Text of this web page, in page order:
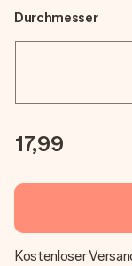
Durchmesser
17,99
Kostenloser